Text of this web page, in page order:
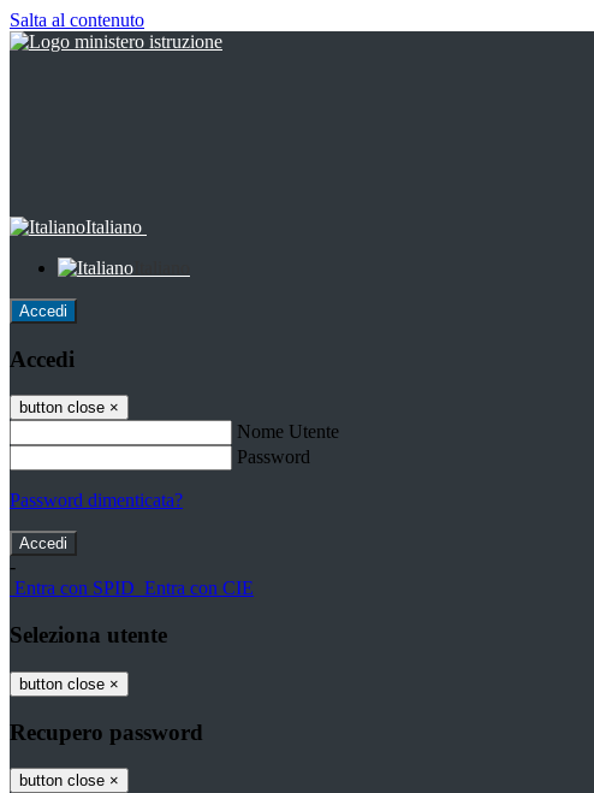
Salta al contenuto
Italiano
Accedi
Accedi
button close ×
Nome Utente
Password
Password dimenticata?
-
Entra con SPID Entra con CIE
Seleziona utente
button close ×
Recupero password
button close ×